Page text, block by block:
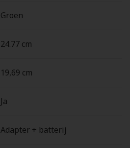
Groen
24.77 cm
19,69 cm
Ja
Adapter + batterij